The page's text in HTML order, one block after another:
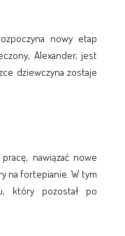
nowy etap
Alexander, jest
dziewczyna zostaje
nawiązać nowe
na fortepianie. W tym
który pozostał po